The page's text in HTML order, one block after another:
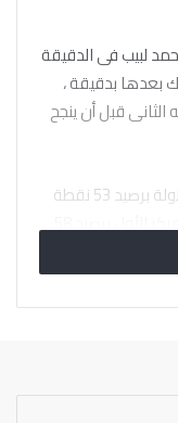
لبيب فى الدقيقة
بعدها بدقيقة ،
الثانى قبل أن ينجح
بتلك النتيجة يواصل إنبى زحفه نحو قمة البطولة برصيد 53 نقطة
في المركز الثانى ، بينما الزمالك يأتى فى المركز الأول برصيد 58